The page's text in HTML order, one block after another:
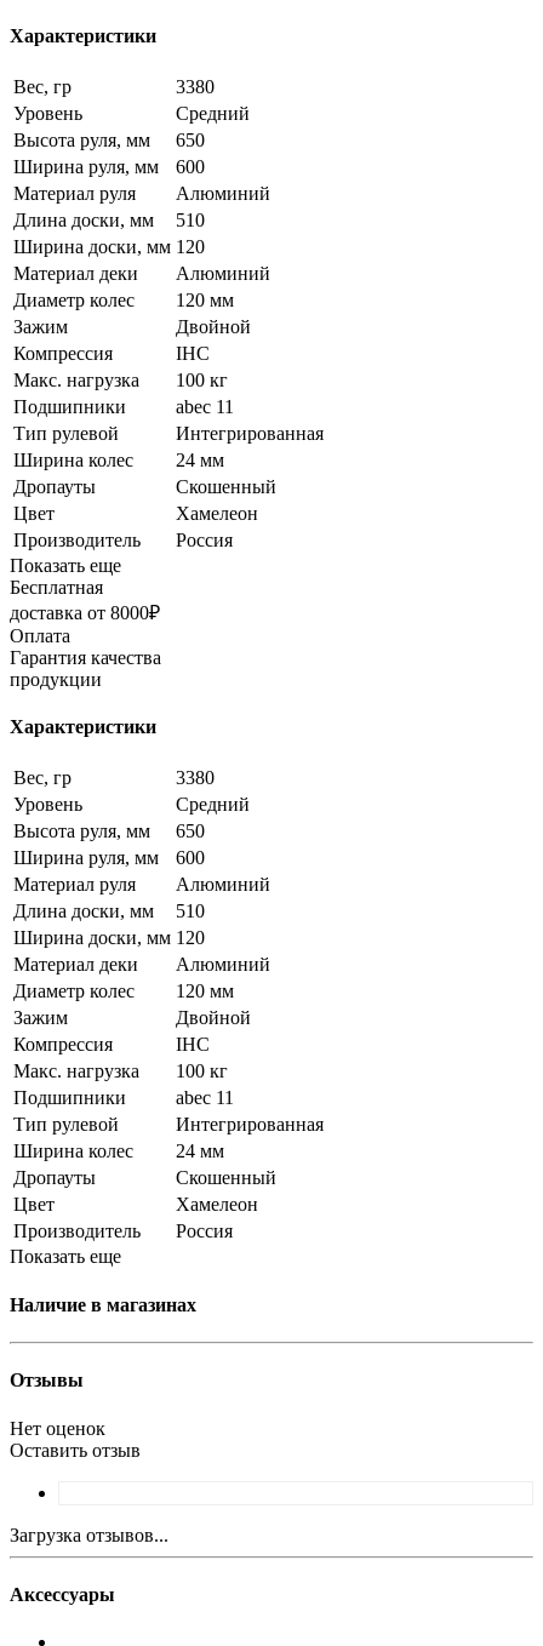
Характеристики
Вес, гр
3380
Уровень
Средний
Высота руля, мм
650
Ширина руля, мм
600
Материал руля
Алюминий
Длина доски, мм
510
Ширина доски, мм 120
Материал деки
Алюминий
Диаметр колес
120 мм
Зажим
Двойной
Компрессия
IHC
Макс. нагрузка
100 кг
Подшипники
abec 11
Тип рулевой
Интегрированная
Ширина колес
24 мм
Дропауты
Скошенный
Цвет
Хамелеон
Производитель
Россия
Показать еще
Бесплатная
доставка от 8000₽
Оплата
Гарантия качества
продукции
Характеристики
Вес, гр
3380
Уровень
Средний
Высота руля, мм
650
Ширина руля, мм
600
Материал руля
Алюминий
Длина доски, мм
510
Ширина доски, мм 120
Материал деки
Алюминий
Диаметр колес
120 мм
Зажим
Двойной
Компрессия
IHC
Макс. нагрузка
100 кг
Подшипники
abec 11
Тип рулевой
Интегрированная
Ширина колес
24 мм
Дропауты
Скошенный
Цвет
Хамелеон
Производитель
Россия
Показать еще
Наличие в магазинах
Отзывы
Нет оценок
Оставить отзыв
Загрузка отзывов...
Аксессуары